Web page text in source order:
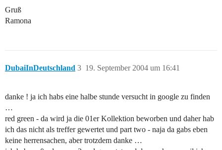
Gruß
Ramona
DubaiInDeutschland 19. September 2004 um 16:41
3
danke ! ja ich habs eine halbe stunde versucht in google zu finden
…
red green - da wird ja die 01er Kollektion beworben und daher hab
ich das nicht als treffer gewertet und part two - naja da gabs eben
keine herrensachen, aber trotzdem danke …